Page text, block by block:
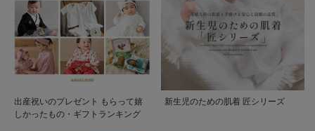
出産祝いのプレゼント もらって嬉
しかったもの・ギフトランキング
新生児のための肌着 匠シリーズ